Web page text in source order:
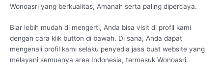
Wonoasri yang berkualitas, Amanah serta paling dipercaya.
Biar lebih mudah di mengerti, Anda bisa visit di profil kami
dengan cara klik button di bawah. Di sana, Anda dapat
mengenali profil kami selaku penyedia jasa buat website yang
melayani semuanya area Indonesia, termasuk Wonoasri.